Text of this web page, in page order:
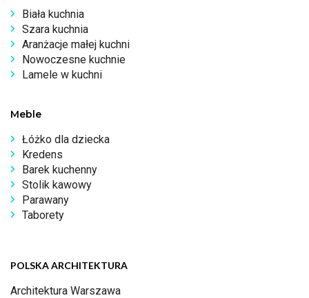
Biała kuchnia
Szara kuchnia
Aranżacje małej kuchni
Nowoczesne kuchnie
Lamele w kuchni
Meble
Łóżko dla dziecka
Kredens
Barek kuchenny
Stolik kawowy
Parawany
Taborety
POLSKA ARCHITEKTURA
Architektura Warszawa